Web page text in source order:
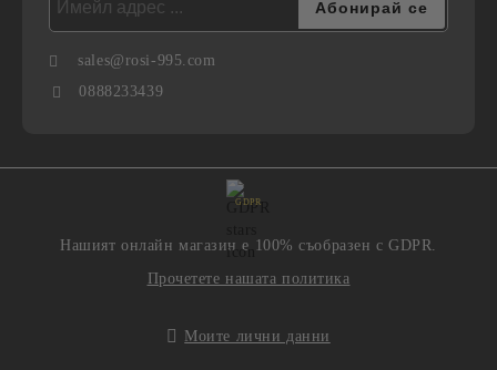
sales@rosi-995.com
0888233439
GDPR
Нашият онлайн магазин е 100% съобразен с GDPR.
Прочетете нашата политика
Моите лични данни